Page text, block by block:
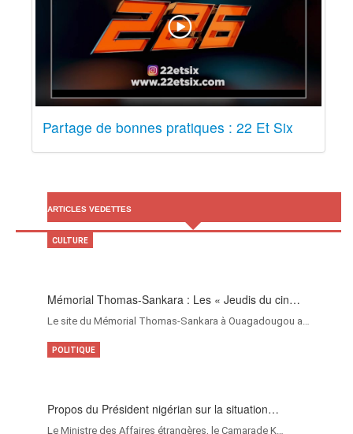
Partage de bonnes pratiques : 22 Et Six
ARTICLES VEDETTES
Mémorial Thomas-Sankara : Les « Jeudis du cin…
Le site du Mémorial Thomas-Sankara à Ouagadougou a…
CULTURE
Propos du Président nigérian sur la situation…
Le Ministre des Affaires étrangères, le Camarade K…
POLITIQUE